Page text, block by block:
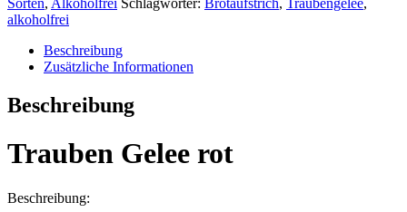
alkoholfrei
Beschreibung
Zusätzliche Informationen
Beschreibung
Trauben Gelee rot
Beschreibung: